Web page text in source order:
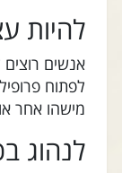
להיות
אנשים
לפתוח
מישהו אחר
לנהוג